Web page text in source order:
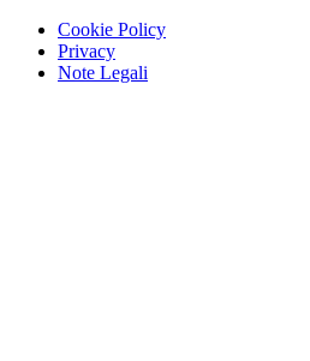
Cookie Policy
Privacy
Note Legali